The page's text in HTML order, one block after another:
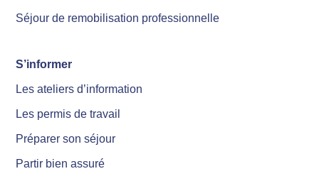
Séjour de remobilisation professionnelle
S’informer
Les ateliers d’information
Les permis de travail
Préparer son séjour
Partir bien assuré